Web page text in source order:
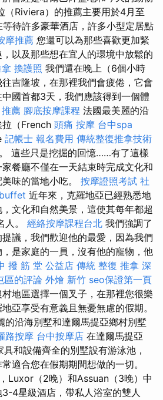
（Riviera）的推薦主要用於4月至
待許多豪華酒店，許多小型定居點
摩推薦 您還可以為那些喜歡更加緊
以及那些想在宜人的環境中放鬆的
換護照 我們還在晚上（6個小時
吉隆坡，在那裡我們會疲倦，它會
國首都3天，我們應該得到一個體
薦 腳底按摩課程 法國最美麗的沿
（French 頭痛 按摩 台中spa
記帳士 報名費用 傳統整復推拿技術
這些只是挖掘的回憶……有了這樣
餐廳不僅在一天結束時完成文化和
味的當地小吃。 按摩證照考試 社
近年來，克羅地亞已經熟悉地
文化和自然美景，這使其每年都超
人。 經絡按摩課程台北 我們強調了
議，我們歡迎他的最愛，因為我們
是家庭的一員，沒有他的寵物，他
撥 筋 堂 公益店 傳統 整復 推拿 深
區的評論 外燴 新竹 seo保證第一頁
地區選擇一個叉子，在那裡您很樂
亞享受有意義且無憂無慮的假期。
的沿海別墅和達爾馬提亞鄉村別墅
路按摩 台中按摩店 在達爾馬提亞
具和設備齊全的別墅設有游泳池，
適合您在假期期間想做的一切。
Luxor（2晚）和Assuan（3晚）中
4星級酒店，帶私人浴室的雙人